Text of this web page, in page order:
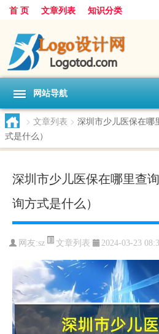
首 页 文章列表 知识分类
网站导航
> 文章列表 > 深圳市少儿医保在哪
式是什么）
深圳市少儿医保在哪里查
询方式是什么）
网友:sz 文章列表 2024-03-23